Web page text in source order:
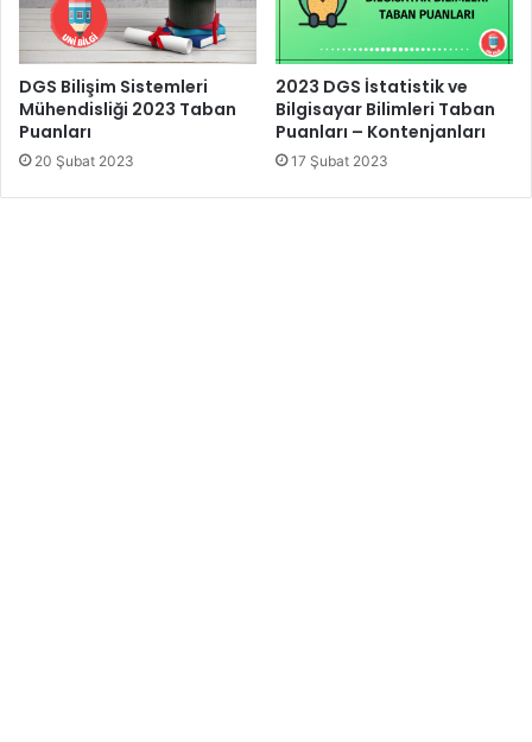
DGS Bilişim Sistemleri
Mühendisliği 2023 Taban
Puanları
20 Şubat 2023
2023 DGS İstatistik ve
Bilgisayar Bilimleri Taban
Puanları – Kontenjanları
17 Şubat 2023